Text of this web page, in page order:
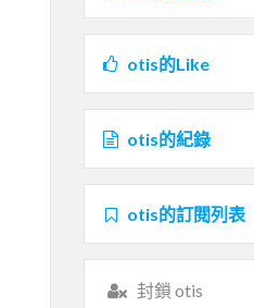
otis的Like
otis的紀錄
otis的訂閱列表
封鎖 otis